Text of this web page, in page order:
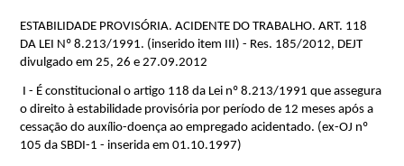
ESTABILIDADE PROVISÓRIA. ACIDENTE DO TRABALHO. ART. 118
DA LEI Nº 8.213/1991. (inserido item III) - Res. 185/2012, DEJT
divulgado em 25, 26 e 27.09.2012
I - É constitucional o artigo 118 da Lei nº 8.213/1991 que assegura
o direito à estabilidade provisória por período de 12 meses após a
cessação do auxílio-doença ao empregado acidentado. (ex-OJ nº
105 da SBDI-1 - inserida em 01.10.1997)